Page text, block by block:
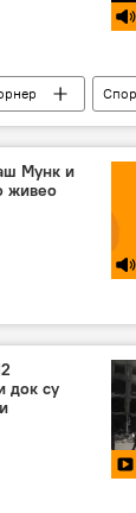
Мунк и
живео
док су